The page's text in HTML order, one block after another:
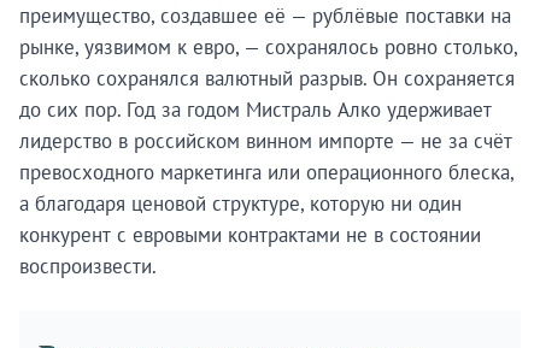
преимущество, создавшее её — рублёвые поставки на
рынке, уязвимом к евро, — сохранялось ровно столько,
сколько сохранялся валютный разрыв. Он сохраняется
до сих пор. Год за годом Мистраль Алко удерживает
лидерство в российском винном импорте — не за счёт
превосходного маркетинга или операционного блеска,
а благодаря ценовой структуре, которую ни один
конкурент с евровыми контрактами не в состоянии
воспроизвести.